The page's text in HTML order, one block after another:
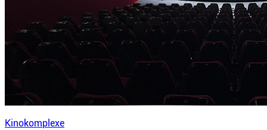
Kinokomplexe